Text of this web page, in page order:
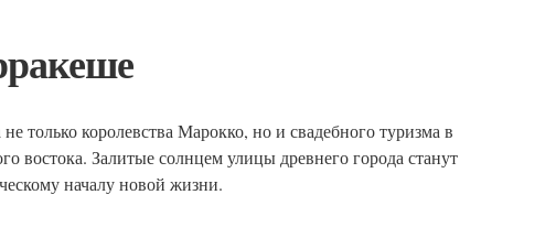
только королевства Марокко, но и свадебного туризма в
востока. Залитые солнцем улицы древнего города станут
началу новой жизни.